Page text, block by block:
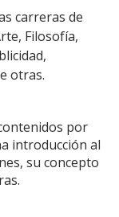
carreras de
Filosofía,
otras.
por
introducción al
su concepto